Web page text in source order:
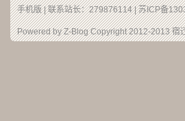
手机版| 联系站长：279876114 |苏ICP备
Powered by Z-Blog Copyright 2012-2013宿